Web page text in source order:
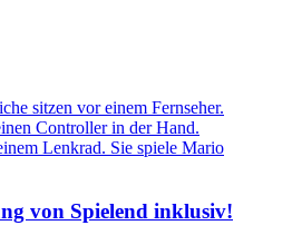
von Spielend inklusiv!